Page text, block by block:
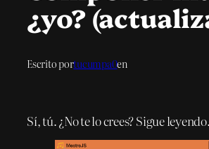
¿yo?
Escrito portucumpa0en
Sí, tú. ¿No te lo crees? Sigue leyendo.